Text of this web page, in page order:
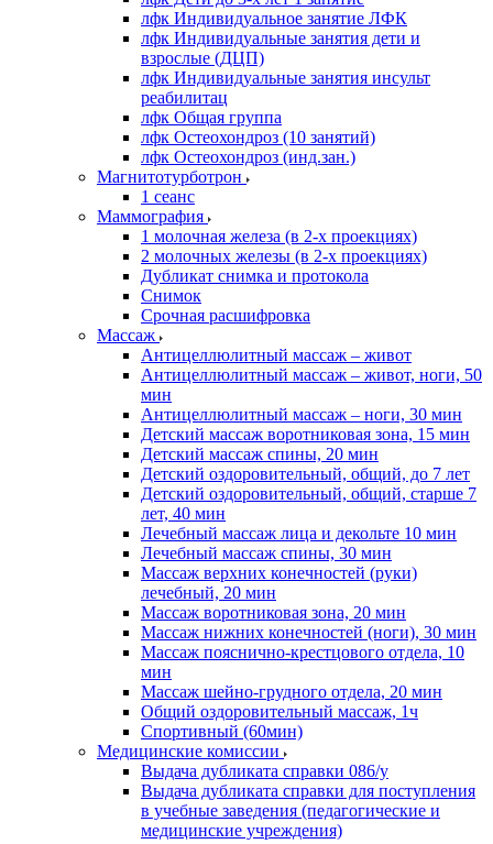
лфк Индивидуальное занятие ЛФК
лфк Индивидуальные занятия дети и
взрослые (ДЦП)
лфк Индивидуальные занятия инсульт
реабилитац
лфк Общая группа
лфк Остеохондроз (10 занятий)
лфк Остеохондроз (инд.зан.)
Магнитотурботрон
1 сеанс
Маммография
1 молочная железа (в 2-х проекциях)
2 молочных железы (в 2-х проекциях)
Дубликат снимка и протокола
Снимок
Срочная расшифровка
Массаж
Антицеллюлитный массаж – живот
Антицеллюлитный массаж – живот, ноги, 50
мин
Антицеллюлитный массаж – ноги, 30 мин
Детский массаж воротниковая зона, 15 мин
Детский массаж спины, 20 мин
Детский оздоровительный, общий, до 7 лет
Детский оздоровительный, общий, старше 7
лет, 40 мин
Лечебный массаж лица и декольте 10 мин
Лечебный массаж спины, 30 мин
Массаж верхних конечностей (руки)
лечебный, 20 мин
Массаж воротниковая зона, 20 мин
Массаж нижних конечностей (ноги), 30 мин
Массаж пояснично-крестцового отдела, 10
мин
Массаж шейно-грудного отдела, 20 мин
Общий оздоровительный массаж, 1ч
Спортивный (60мин)
Медицинские комиссии
Выдача дубликата справки 086/у
Выдача дубликата справки для поступления
в учебные заведения (педагогические и
медицинские учреждения)